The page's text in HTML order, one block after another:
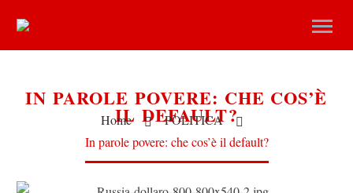
IN PAROLE POVERE: CHE COS’È
IL DEFAULT?
Home
POLITICA
In parole povere: che cos’è il default?